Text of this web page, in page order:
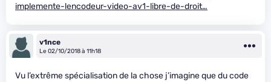
implemente-lencodeur-video-av1-libre-de-droit…
v1nce
Le 02/10/2018 à 11h18
Vu l’extrême spécialisation de la chose j’imagine que du code